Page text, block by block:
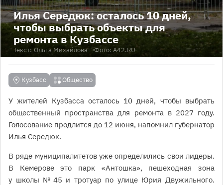
Илья Середюк: осталось 10 дней,
чтобы выбрать объекты для
ремонта в Кузбассе
Текст: Ольга Михайлова Фото: A42.RU
Кузбасс Общество
У жителей Кузбасса осталось 10 дней, чтобы выбрать
общественный пространства для ремонта в 2027 году.
Голосование продлится до 12 июня, напомнил губернатор
Илья Середюк.
В ряде муниципалитетов уже определились свои лидеры.
В Кемерове это парк «Антошка», пешеходная зона
у школы № 45 и тротуар по улице Юрия Двужильного.